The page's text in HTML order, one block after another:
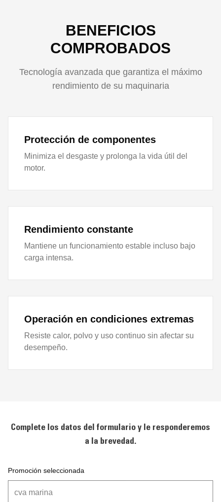
BENEFICIOS
COMPROBADOS
Tecnología avanzada que garantiza el máximo
rendimiento de su maquinaria
Protección de componentes
Minimiza el desgaste y prolonga la vida útil del
motor.
Rendimiento constante
Mantiene un funcionamiento estable incluso bajo
carga intensa.
Operación en condiciones extremas
Resiste calor, polvo y uso continuo sin afectar su
desempeño.
Complete los datos del formulario y le responderemos
a la brevedad.
Promoción seleccionada